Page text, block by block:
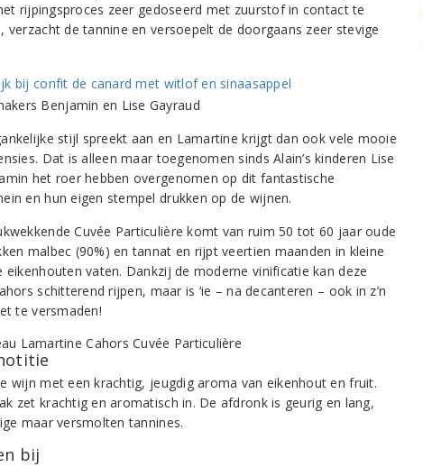
rijpingsproces zeer gedoseerd met zuurstof in contact te
verzacht de tannine en versoepelt de doorgaans zeer stevige
stijl spreekt aan en Lamartine krijgt dan ook vele mooie
Dat is alleen maar toegenomen sinds Alain’s kinderen Lise
het roer hebben overgenomen op dit fantastische
en hun eigen stempel drukken op de wijnen.
Cuvée Particulière komt van ruim 50 tot 60 jaar oude
malbec (90%) en tannat en rijpt veertien maanden in kleine
eikenhouten vaten. Dankzij de moderne vinificatie kan deze
schitterend rijpen, maar is ‘ie – na decanteren – ook in z’n
te versmaden!
wijn met een krachtig, jeugdig aroma van eikenhout en fruit.
zet krachtig en aromatisch in. De afdronk is geurig en lang,
maar versmolten tannines.
bij